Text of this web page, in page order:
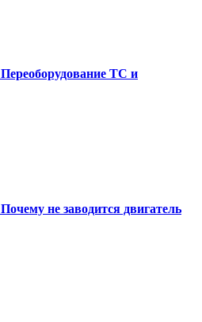
Переоборудование ТС и
Почему не заводится двигатель